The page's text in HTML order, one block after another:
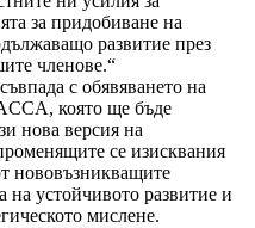
за придобиване на
развитие през
членове.“
с обявяването на
която ще бъде
нова версия на
се изисквания
нововъзникващите
на устойчивото развитие и
мислене.